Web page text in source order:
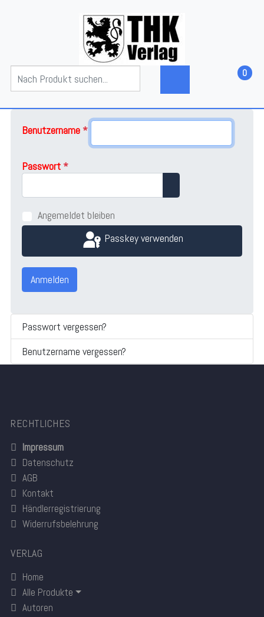
0
Benutzername *
Passwort *
Passwort anzeigen
Angemeldet bleiben
Passkey verwenden
Anmelden
Passwort vergessen?
Benutzername vergessen?
RECHTLICHES
Impressum
Datenschutz
AGB
Kontakt
Händlerregistrierung
Widerrufsbelehrung
VERLAG
Home
Alle Produkte
Autoren